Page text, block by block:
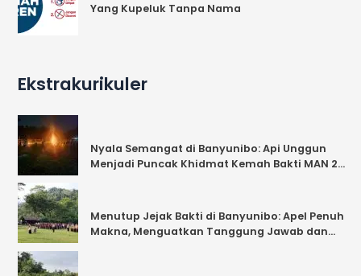
Yang Kupeluk Tanpa Nama
Ekstrakurikuler
Nyala Semangat di Banyunibo: Api Unggun
Menjadi Puncak Khidmat Kemah Bakti MAN 2
Menutup Jejak Bakti di Banyunibo: Apel Penuh
Makna, Menguatkan Tanggung Jawab dan